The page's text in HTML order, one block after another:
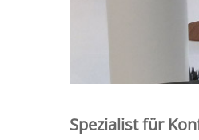
Spezialist für